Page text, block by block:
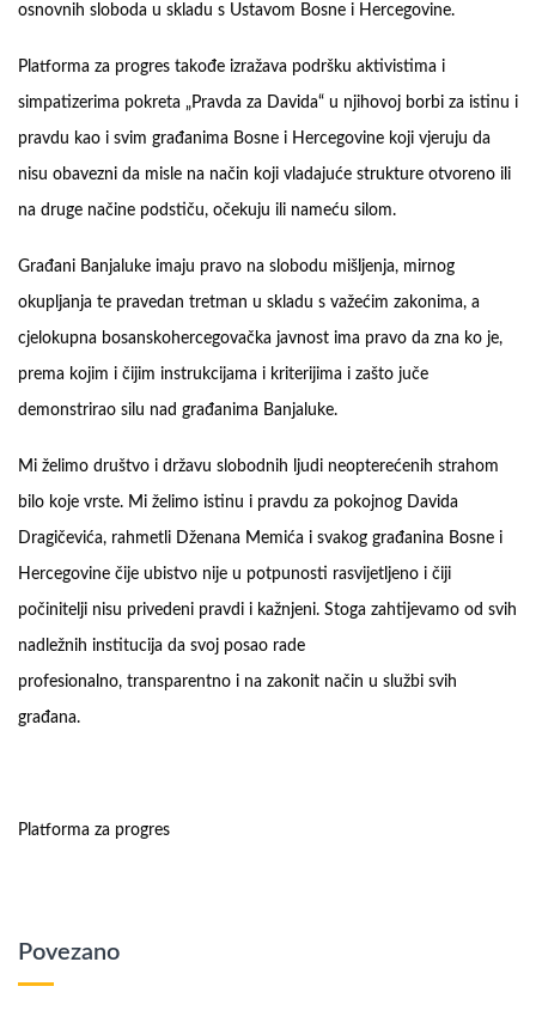
osnovnih sloboda u skladu s Ustavom Bosne i Hercegovine.
Platforma za progres takođe izražava podršku aktivistima i
simpatizerima pokreta „Pravda za Davida“ u njihovoj borbi za istinu i
pravdu kao i svim građanima Bosne i Hercegovine koji vjeruju da
nisu obavezni da misle na način koji vladajuće strukture otvoreno ili
na druge načine podstiču, očekuju ili nameću silom.
Građani Banjaluke imaju pravo na slobodu mišljenja, mirnog
okupljanja te pravedan tretman u skladu s važećim zakonima, a
cjelokupna bosanskohercegovačka javnost ima pravo da zna ko je,
prema kojim i čijim instrukcijama i kriterijima i zašto juče
demonstrirao silu nad građanima Banjaluke.
Mi želimo društvo i državu slobodnih ljudi neopterećenih strahom
bilo koje vrste. Mi želimo istinu i pravdu za pokojnog Davida
Dragičevića, rahmetli Dženana Memića i svakog građanina Bosne i
Hercegovine čije ubistvo nije u potpunosti rasvijetljeno i čiji
počinitelji nisu privedeni pravdi i kažnjeni. Stoga zahtijevamo od svih
nadležnih institucija da svoj posao rade
profesionalno, transparentno i na zakonit način u službi svih
građana.
Platforma za progres
Povezano